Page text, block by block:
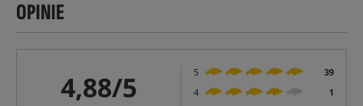
OPINIE
4,88/5 5
39
4
1